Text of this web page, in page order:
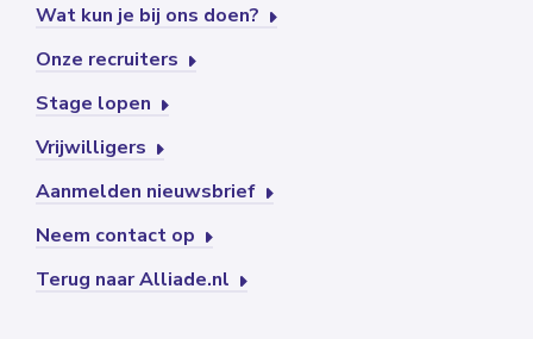
Wat kun je bij ons doen?
Onze recruiters
Stage lopen
Vrijwilligers
Aanmelden nieuwsbrief
Neem contact op
Terug naar Alliade.nl